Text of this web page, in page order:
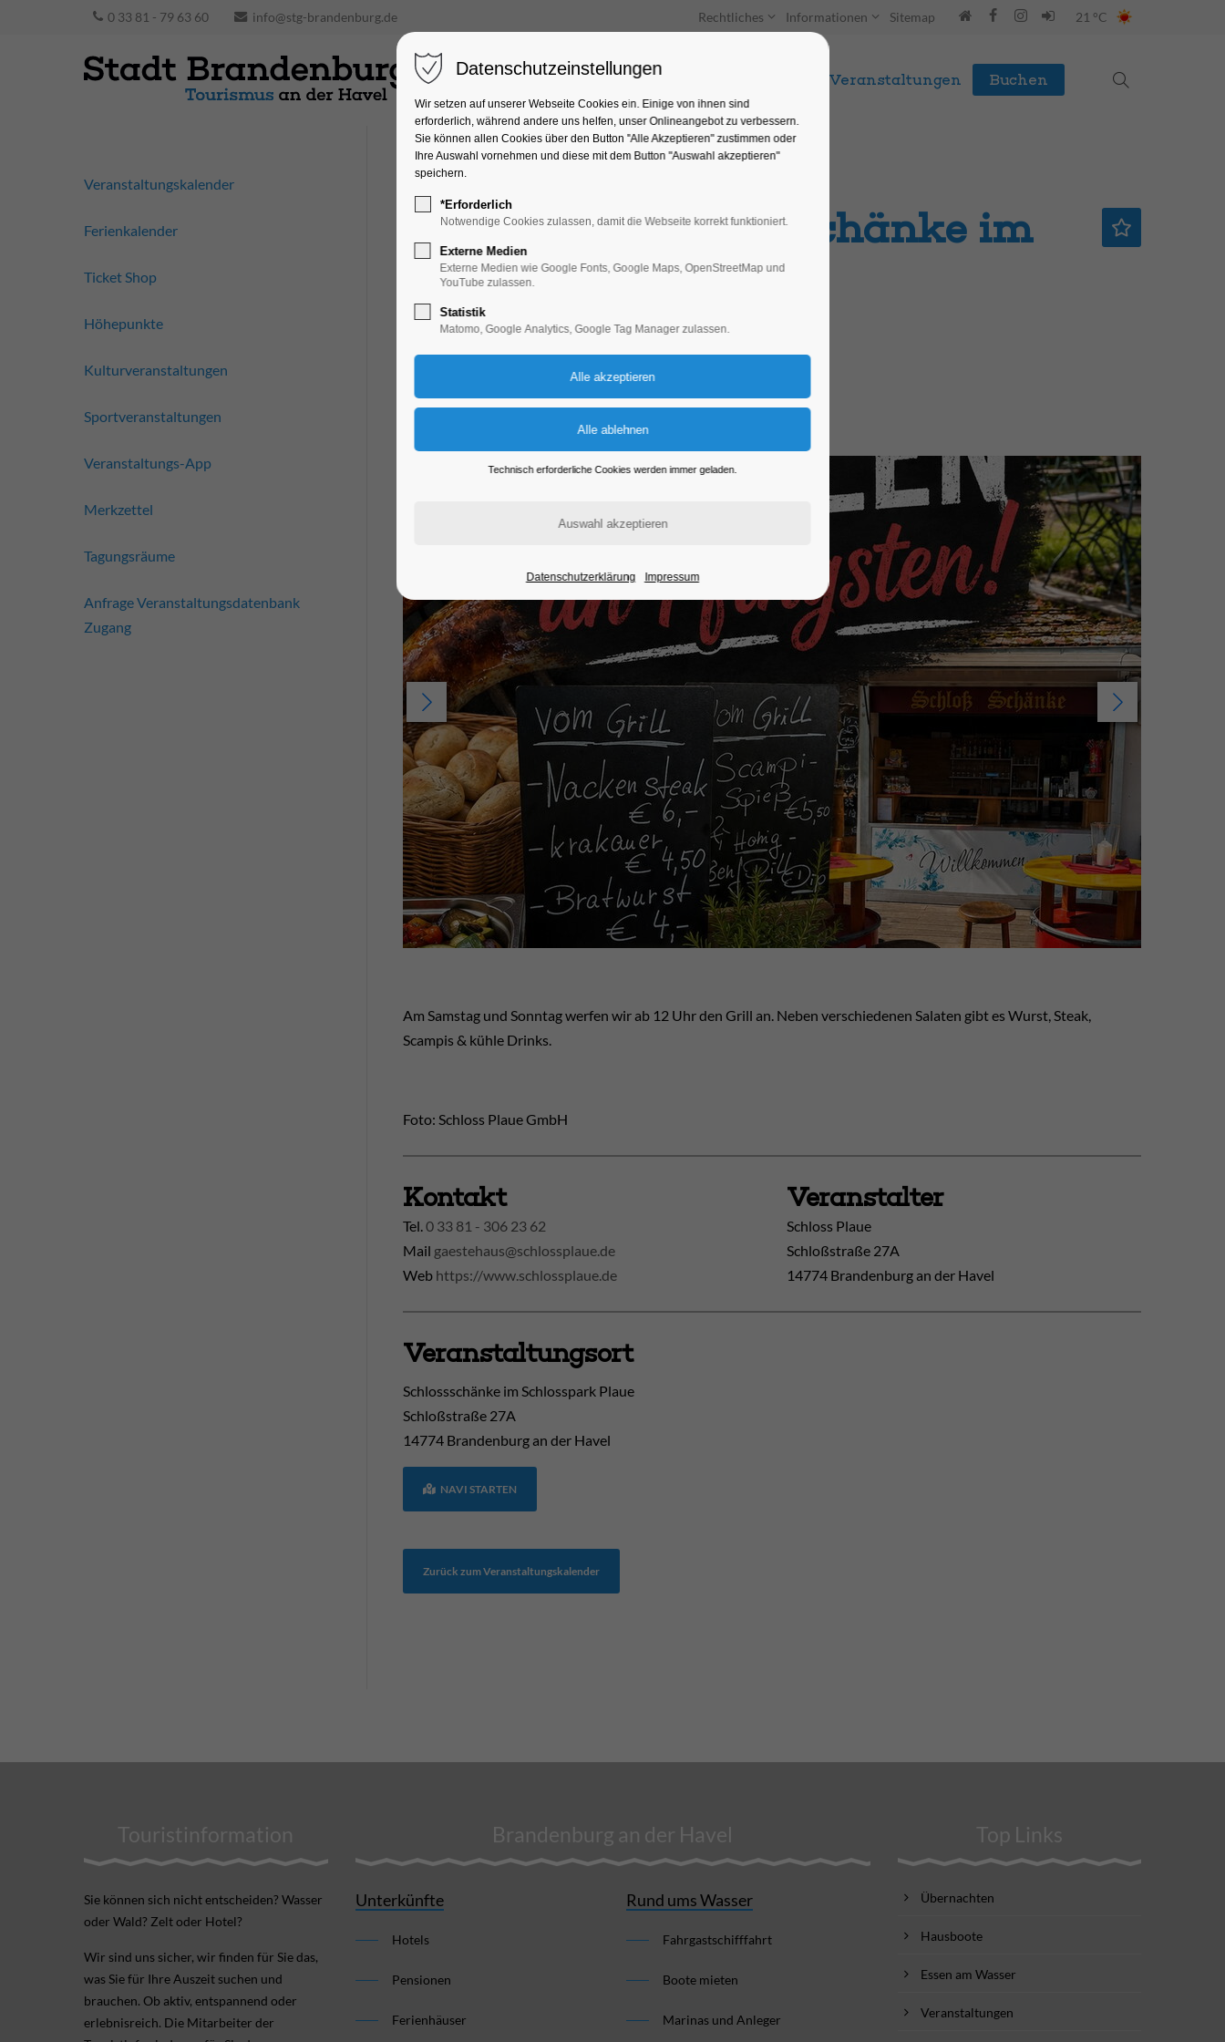
0 33 81 - 79 63 60 info@stg-brandenburg.de Rechtliches Informationen Sitemap 21 °C
Unterkünfte Entdecken & Erleben Veranstaltungen Buchen
BBQ in der Schlossschänke im
Schloss Plaue
Eventgastronomie
24.05.2026, 12:00–20:00
Eintritt frei
Am Samstag und Sonntag werfen wir ab 12 Uhr den Grill an. Neben verschiedenen Salaten gibt es Wurst, Steak,
Scampis & kühle Drinks.
Foto: Schloss Plaue GmbH
Kontakt
Tel.0 33 81 - 306 23 62
Mail gaestehaus@schlossplaue.de
Web https://www.schlossplaue.de
Veranstalter
Schloss Plaue
Schloßstraße 27A
14774 Brandenburg an der Havel
Veranstaltungsort
Schlossschänke im Schlosspark Plaue
Schloßstraße 27A
14774 Brandenburg an der Havel
NAVI STARTEN
Zurück zum Veranstaltungskalender
Veranstaltungskalender
Ferienkalender
Ticket Shop
Höhepunkte
Kulturveranstaltungen
Sportveranstaltungen
Veranstaltungs-App
Merkzettel
Tagungsräume
Anfrage Veranstaltungsdatenbank
Zugang
Touristinformation
Sie können sich nicht ent­scheiden? Wasser
oder Wald? Zelt oder Hotel?
Wir sind uns sicher, wir finden für Sie das,
was Sie für Ihre Aus­zeit suchen und
brauchen. Ob aktiv, ent­spannend oder
erlebnis­reich. Die Mitarbeiter der
Brandenburg an der Havel
Unterkünfte
Hotels
Pensionen
Ferienhäuser
Rund ums Wasser
Fahrgastschifffahrt
Boote mieten
Marinas und Anleger
Top Links
Übernachten
Hausboote
Essen am Wasser
Veranstaltungen
Datenschutzeinstellungen
Wir setzen auf unserer Webseite Cookies ein. Einige von ihnen sind
erforderlich, während andere uns helfen, unser Onlineangebot zu verbessern.
Sie können allen Cookies über den Button "Alle Akzeptieren" zustimmen oder
Ihre Auswahl vornehmen und diese mit dem Button "Auswahl akzeptieren"
speichern.
*Erforderlich
Notwendige Cookies zulassen, damit die Webseite korrekt funktioniert.
Externe Medien
Externe Medien wie Google Fonts, Google Maps, OpenStreetMap und
YouTube zulassen.
Statistik
Matomo, Google Analytics, Google Tag Manager zulassen.
Technisch erforderliche Cookies werden immer geladen.
Datenschutzerklärung Impressum